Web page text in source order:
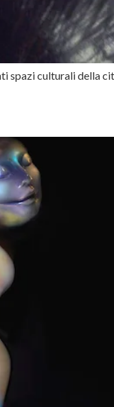
spazi culturali della